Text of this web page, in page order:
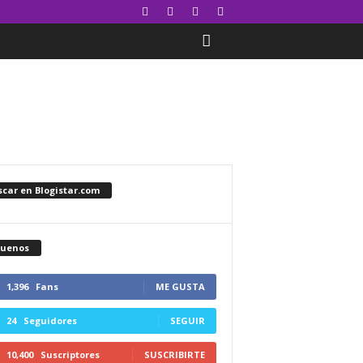
en Blogistar.com
1,396 Fans ME GUSTA
24 Seguidores SEGUIR
10,400 Suscriptores SUSCRIBIRTE